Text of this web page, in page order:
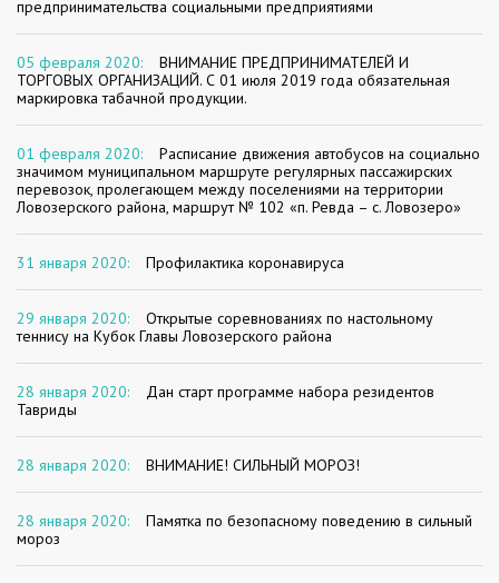
предпринимательства социальными предприятиями
05 февраля 2020:
ВНИМАНИЕ ПРЕДПРИНИМАТЕЛЕЙ И
ТОРГОВЫХ ОРГАНИЗАЦИЙ. С 01 июля 2019 года обязательная
маркировка табачной продукции.
01 февраля 2020:
Расписание движения автобусов на социально
значимом муниципальном маршруте регулярных пассажирских
перевозок, пролегающем между поселениями на территории
Ловозерского района, маршрут № 102 «п. Ревда – с. Ловозеро»
31 января 2020: Профилактика коронавируса
29 января 2020:
Открытые соревнованиях по настольному
теннису на Кубок Главы Ловозерского района
28 января 2020:
Дан старт программе набора резидентов
Тавриды
28 января 2020: ВНИМАНИЕ! СИЛЬНЫЙ МОРОЗ!
28 января 2020:
Памятка по безопасному поведению в сильный
мороз